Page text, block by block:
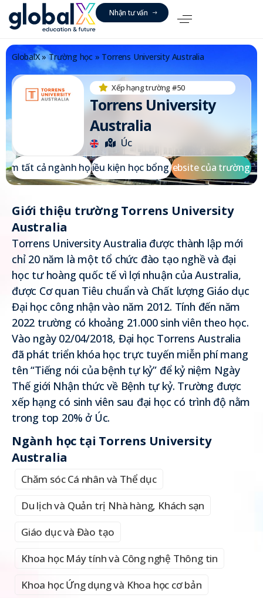
Nhận tưvấn
GlobalX»Trường học » Torrens University Australia
Xếp hạng trường #50
Torrens University
Australia
Úc
em tất cả ngành học
Điều kiện học bổng
Website của trường
Giới thiệu trường Torrens University
Australia
Torrens University Australia được thành lập mới
chỉ 20 năm là một tổ chức đào tạo nghề và đại
học tư hoàng quốc tế vì lợi nhuận của Australia,
được Cơ quan Tiêu chuẩn và Chất lượng Giáo dục
Đại học công nhận vào năm 2012. Tính đến năm
2022 trường có khoảng 21.000 sinh viên theo học.
Vào ngày 02/04/2018, Đại học Torrens Australia
đã phát triển khóa học trực tuyến miễn phí mang
tên “Tiếng nói của bệnh tự kỷ” để kỷ niệm Ngày
Thế giới Nhận thức về Bệnh tự kỷ. Trường được
xếp hạng có sinh viên sau đại học có trình độ nằm
trong top 20% ở Úc.
Ngành học tại Torrens University
Australia
Chăm sóc Cá nhân và Thể dục
Du lịch và Quản trị Nhà hàng, Khách sạn
Giáo dục và Đào tạo
Khoa học Máy tính và Công nghệ Thông tin
Khoa học Ứng dụng và Khoa học cơ bản